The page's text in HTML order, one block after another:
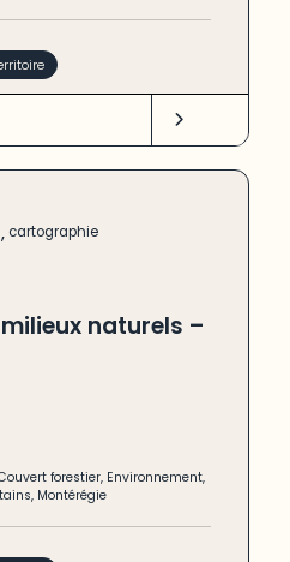
, cartographie
naturels –
forestier, Environnement,
, Montérégie